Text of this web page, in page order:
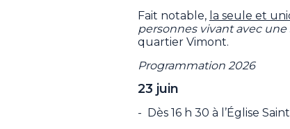
Fait notable, la seule et
personnes vivant avec une
quartier Vimont.
Programmation 2026
23 juin
- Dès 16 h 30 à l’Église